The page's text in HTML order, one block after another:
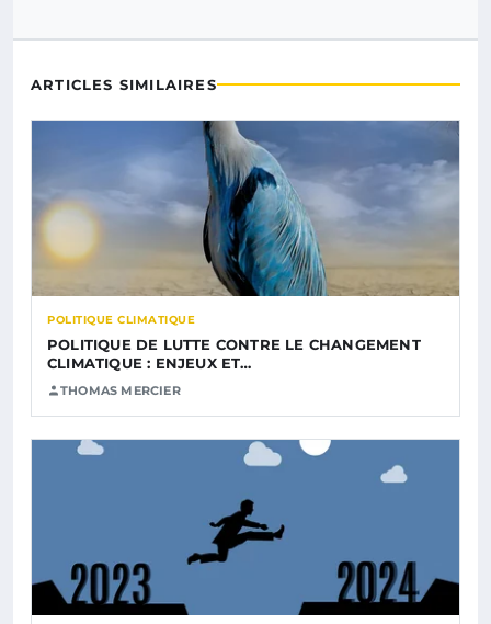
ARTICLES SIMILAIRES
POLITIQUE CLIMATIQUE
POLITIQUE DE LUTTE CONTRE LE CHANGEMENT
CLIMATIQUE : ENJEUX ET…
THOMAS MERCIER